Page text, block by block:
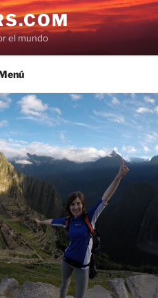
el mundo